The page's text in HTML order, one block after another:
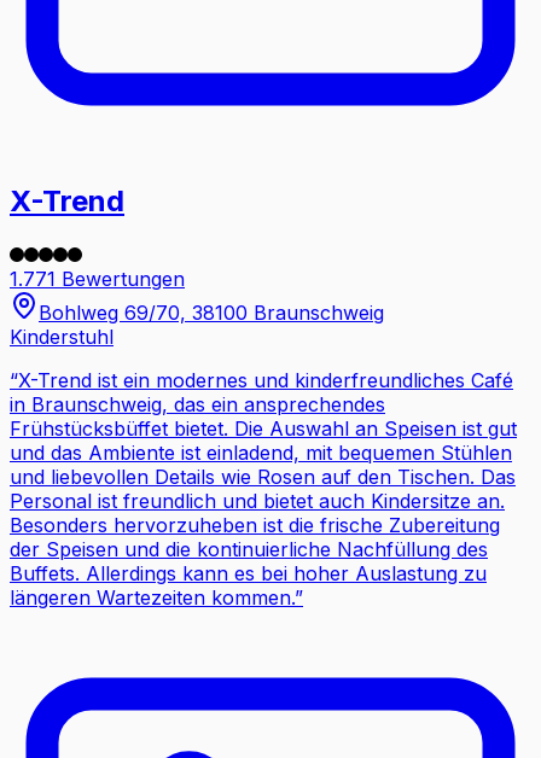
X-Trend
1.771 Bewertungen
Bohlweg 69/70, 38100 Braunschweig
Kinderstuhl
“X-Trend ist ein modernes und kinderfreundliches Café
in Braunschweig, das ein ansprechendes
Frühstücksbüffet bietet. Die Auswahl an Speisen ist gut
und das Ambiente ist einladend, mit bequemen Stühlen
und liebevollen Details wie Rosen auf den Tischen. Das
Personal ist freundlich und bietet auch Kindersitze an.
Besonders hervorzuheben ist die frische Zubereitung
der Speisen und die kontinuierliche Nachfüllung des
Buffets. Allerdings kann es bei hoher Auslastung zu
längeren Wartezeiten kommen.”